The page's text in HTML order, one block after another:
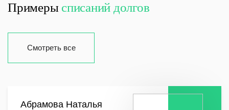
Примеры списаний долгов
Смотреть все
Абрамова Наталья